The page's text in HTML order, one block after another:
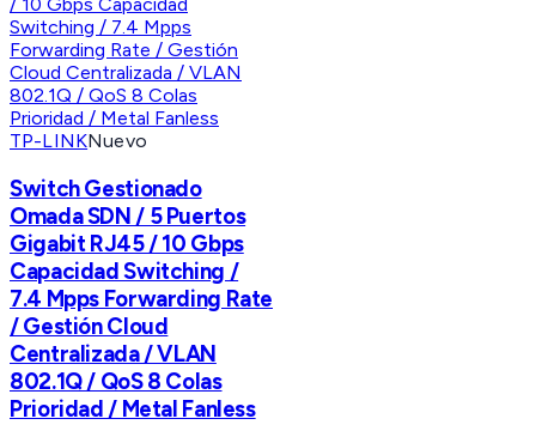
TP-LINKNuevo
Switch Gestionado
Omada SDN / 5 Puertos
Gigabit RJ45 / 10 Gbps
Capacidad Switching /
7.4 Mpps Forwarding Rate
/ Gestión Cloud
Centralizada / VLAN
802.1Q / QoS 8 Colas
Prioridad / Metal Fanless